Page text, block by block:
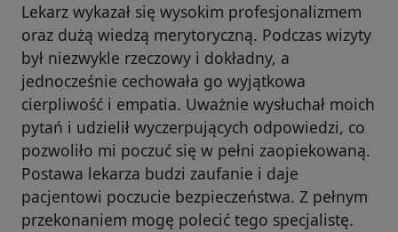
Lekarz wykazał się wysokim profesjonalizmem
oraz dużą wiedzą merytoryczną. Podczas wizyty
był niezwykle rzeczowy i dokładny, a
jednocześnie cechowała go wyjątkowa
cierpliwość i empatia. Uważnie wysłuchał moich
pytań i udzielił wyczerpujących odpowiedzi, co
pozwoliło mi poczuć się w pełni zaopiekowaną.
Postawa lekarza budzi zaufanie i daje
pacjentowi poczucie bezpieczeństwa. Z pełnym
przekonaniem mogę polecić tego specjalistę.